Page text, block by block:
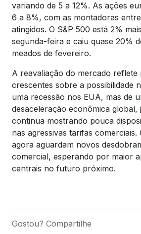
variando de 5 a 12%. As ações
6 a 8%, com as montadoras
atingidos. O S&P 500 está 2%
segunda-feira e caiu quase 20%
meados de fevereiro.
A reavaliação do mercado reflete
crescentes sobre a possibilidade
uma recessão nos EUA, mas de
desaceleração econômica global,
continua mostrando pouca
nas agressivas tarifas comerciais.
agora aguardam novos
comercial, esperando por maior
centrais no futuro próximo.
Gostou? Compartilhe